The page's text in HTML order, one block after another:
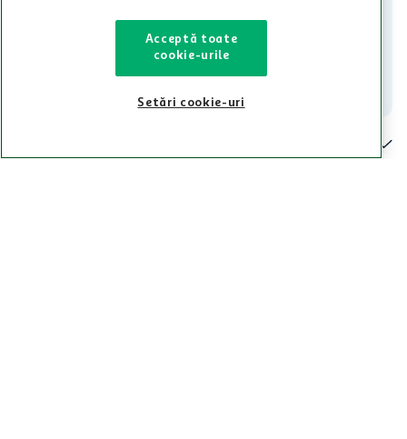
021-9141 contact@auchan.ro
Contact
Acceptă toate
cookie-urile
Setări cookie-uri